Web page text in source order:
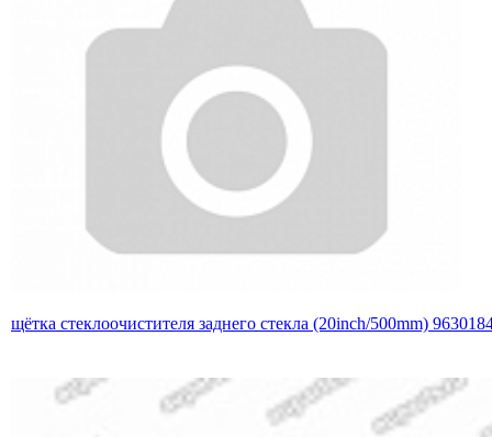
щётка стеклоочистителя заднего стекла (20inch/500mm)